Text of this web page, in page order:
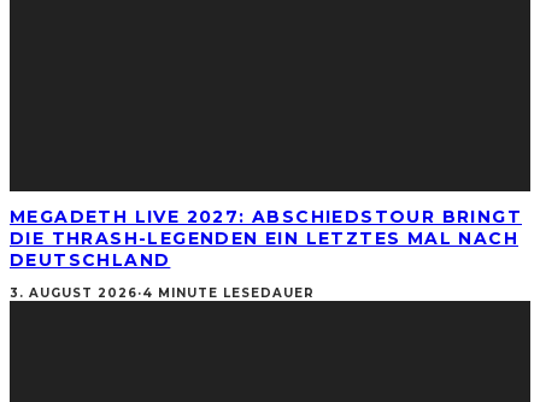
MEGADETH LIVE 2027: ABSCHIEDSTOUR BRINGT
DIE THRASH-LEGENDEN EIN LETZTES MAL NACH
DEUTSCHLAND
3. AUGUST 2026·4 MINUTE LESEDAUER